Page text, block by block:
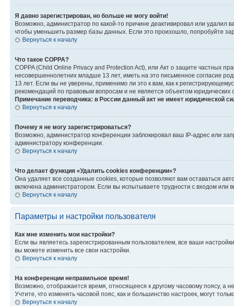
Я давно зарегистрирован, но больше не могу войти!
Возможно, администратор по какой-то причине деактивировал или
чтобы уменьшить размер базы данных. Если это произошло, попробуйте
Вернуться к началу
Что такое COPPA?
COPPA (Child Online Privacy and Protection Act), или Акт о защите частных
несовершеннолетних младше 13 лет, иметь на это письменное согласие
13 лет. Если вы не уверены, применимо ли это к вам, как к
рекомендаций по правовым вопросам и не является объектом юридических
Примечание переводчика: в России данный акт не имеет юридической
Вернуться к началу
Почему я не могу зарегистрироваться?
Возможно, администратор конференции заблокировал ваш IP-адрес или
администратору конференции.
Вернуться к началу
Что делает функция «Удалить cookies конференции»?
Она удаляет все созданные cookies, которые позволяют вам оставаться
включена администратором. Если вы испытываете трудности с входом
Вернуться к началу
Параметры и настройки пользователя
Как мне изменить мои настройки?
Если вы являетесь зарегистрированным пользователем, все ваши
вы можете изменить все свои настройки.
Вернуться к началу
На конференции неправильное время!
Возможно, отображается время, относящееся к другому часовому поясу, а
Учтите, что изменять часовой пояс, как и большинство настроек, могут
Вернуться к началу